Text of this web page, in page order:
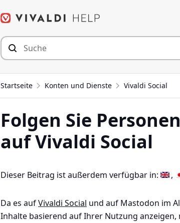
Startseite Konten und Dienste Vivaldi Social
Folgen Sie
auf Vivaldi Social
Dieser Beitrag ist außerdem verfügbar in:
Da es aufVivaldi Social und auf Mastodon im
Inhalte basierend auf Ihrer Nutzung anzeigen,